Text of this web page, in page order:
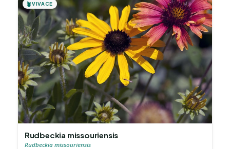
🪴VIVACE
Rudbeckia missouriensis
Rudbeckia missouriensis